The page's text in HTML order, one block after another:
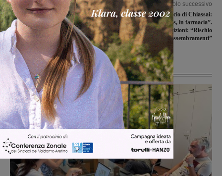
Articolo precedente
Covid-19, altri casi positivi. Il report
della Asl Toscana sud est
Articolo successivo
Mascherine, l’annuncio di Chiassai:
“Una a testa gratis, in farmacia”.
Critiche le opposizioni: “Rischio
assembramenti”
Ultime Notizie